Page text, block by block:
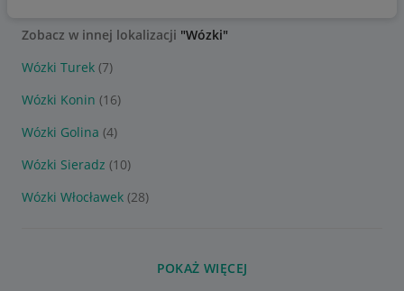
Zobacz w innej lokalizacji "Wózki"
Wózki Turek (7)
Wózki Konin (16)
Wózki Golina (4)
Wózki Sieradz (10)
Wózki Włocławek (28)
POKAŻ WIĘCEJ